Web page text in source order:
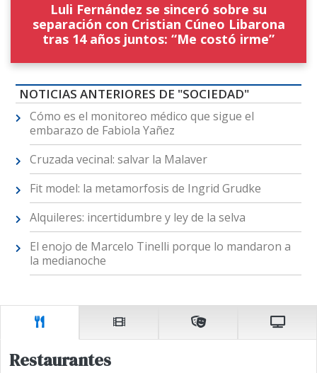
Luli Fernández se sinceró sobre su
separación con Cristian Cúneo Libarona
tras 14 años juntos: “Me costó irme”
NOTICIAS ANTERIORES DE "SOCIEDAD"
Cómo es el monitoreo médico que sigue el
embarazo de Fabiola Yañez
Cruzada vecinal: salvar la Malaver
Fit model: la metamorfosis de Ingrid Grudke
Alquileres: incertidumbre y ley de la selva
El enojo de Marcelo Tinelli porque lo mandaron a
la medianoche
Restaurantes